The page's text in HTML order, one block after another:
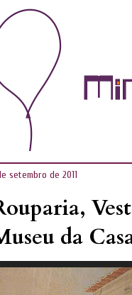
setembro de 2011
da